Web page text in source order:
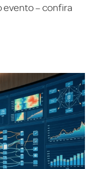
evento – confira